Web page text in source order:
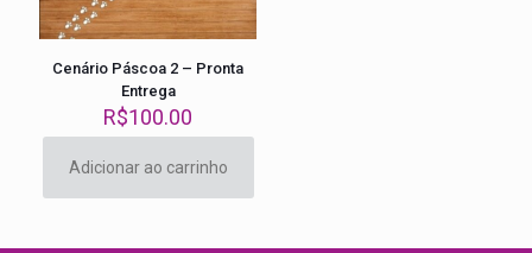
Cenário Páscoa 2 – Pronta
Entrega
R$100.00
Adicionar ao carrinho